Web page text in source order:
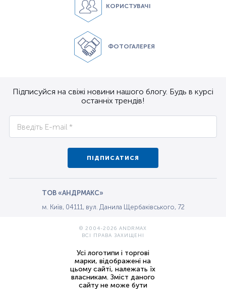
КОРИСТУВАЧІ
ФОТОГАЛЕРЕЯ
Підписуйся на свіжі новини нашого блогу. Будь в курсі
останніх трендів!
ПІДПИСАТИСЯ
ТОВ «АНДРМАКС»
м. Київ, 04111, вул. Данила Щербаківського, 72
© 2004-2026 ANDRMAX
ВСІ ПРАВА ЗАХИЩЕНІ
Усі логотипи і торгові
марки, відображені на
цьому сайті, належать їх
власникам. Зміст даного
сайту не може бути